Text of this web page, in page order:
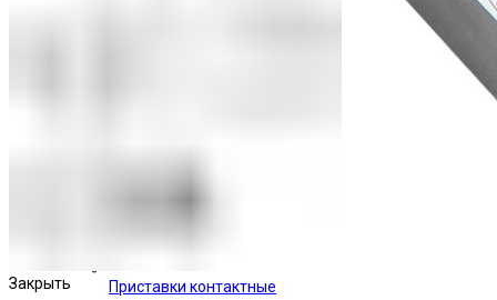
Приставки контактные
Закрыть